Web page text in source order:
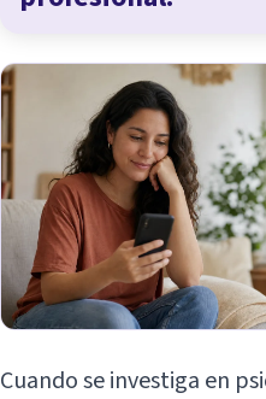
Cuando se investiga en